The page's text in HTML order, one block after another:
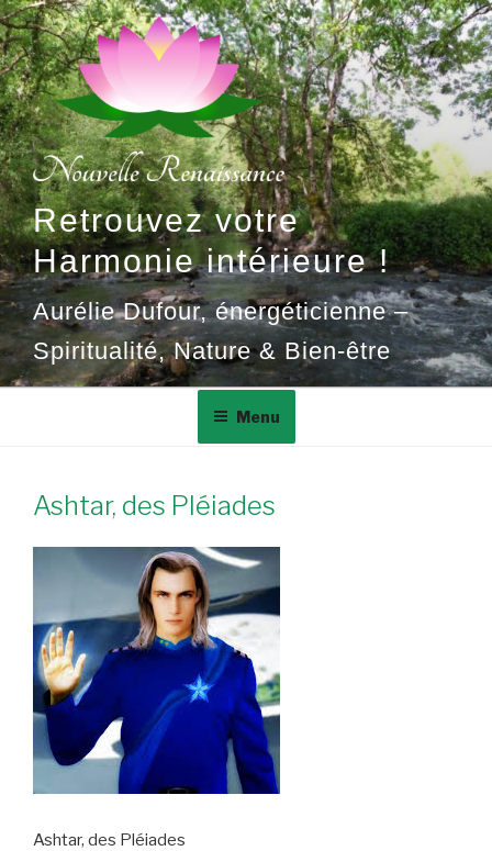
Aller
au
contenu
principal
Retrouvez votre
Harmonie intérieure !
Aurélie Dufour, énergéticienne –
Spiritualité, Nature & Bien-être
Menu
Ashtar, des Pléiades
Ashtar, des Pléiades